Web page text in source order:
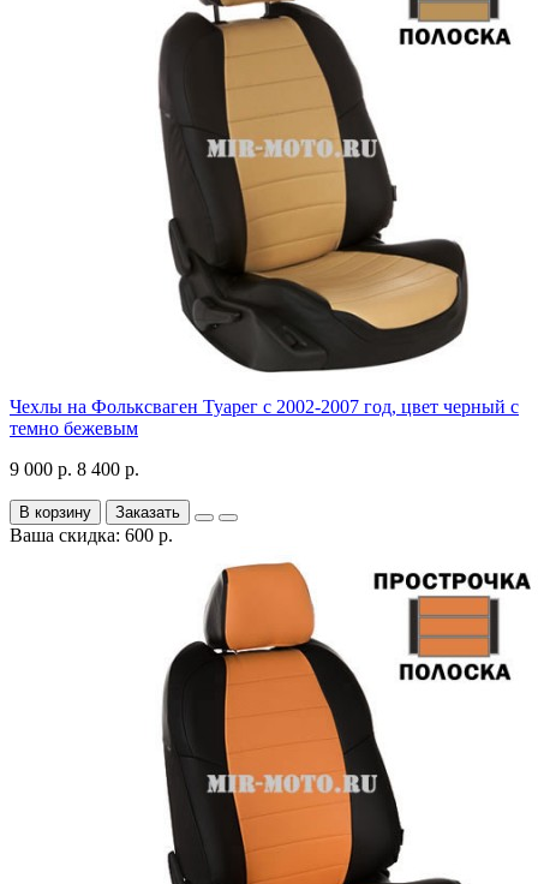
Чехлы на Фольксваген Туарег с 2002-2007 год, цвет черный с
темно бежевым
9 000 р. 8 400 р.
В корзину Заказать
Ваша скидка: 600 р.